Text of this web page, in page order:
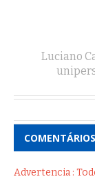
Luciano
COMENTÁRIOS
Advertencia :